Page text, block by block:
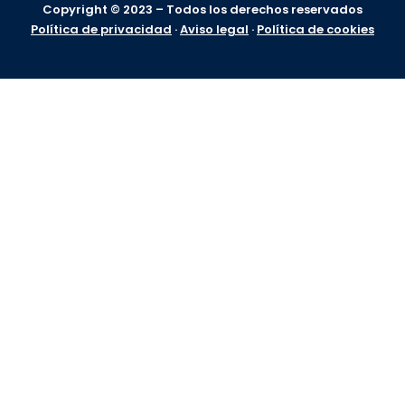
Copyright © 2023 – Todos los derechos reservados
Política de privacidad ·Aviso legal · Política de cookies